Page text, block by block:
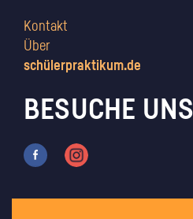
Kontakt
Über
schülerpraktikum.de
BESUCHE